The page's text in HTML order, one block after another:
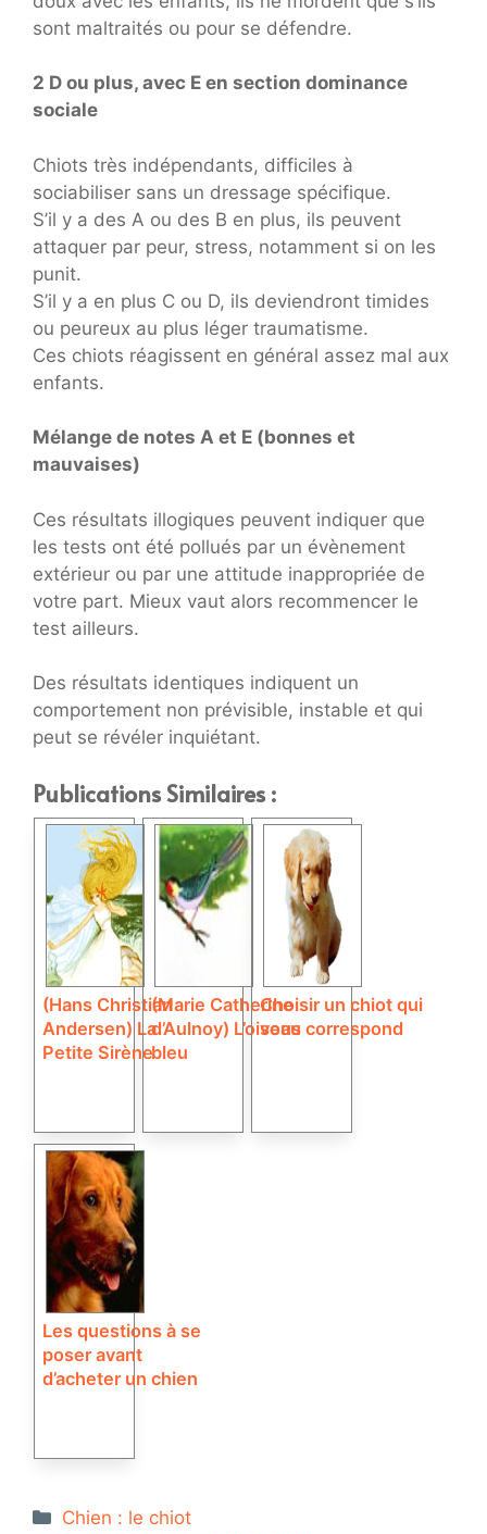
sont maltraités ou pour se défendre.
2 D ou plus, avec E en section dominance
sociale
Chiots très indépendants, difficiles à
sociabiliser sans un dressage spécifique.
S’il y a des A ou des B en plus, ils peuvent
attaquer par peur, stress, notamment si on les
punit.
S’il y a en plus C ou D, ils deviendront timides
ou peureux au plus léger traumatisme.
Ces chiots réagissent en général assez mal aux
enfants.
Mélange de notes A et E (bonnes et
mauvaises)
Ces résultats illogiques peuvent indiquer que
les tests ont été pollués par un évènement
extérieur ou par une attitude inappropriée de
votre part. Mieux vaut alors recommencer le
test ailleurs.
Des résultats identiques indiquent un
comportement non prévisible, instable et qui
peut se révéler inquiétant.
Publications Similaires :
(Hans Christian
Andersen) La
Petite Sirène
(Marie Catherine
d’Aulnoy) L’oiseau
bleu
Choisir un chiot qui
vous correspond
Les questions à se
poser avant
d’acheter un chien
Catégories
Chien : le chiot